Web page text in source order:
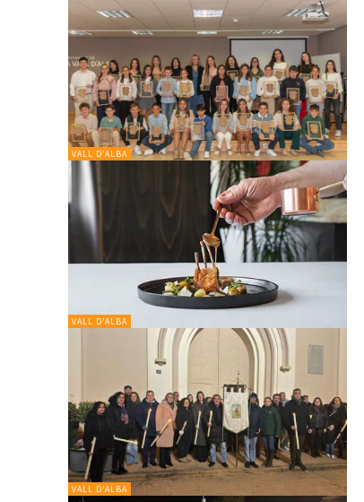
VALL D'ALBA
VALL D'ALBA
VALL D'ALBA